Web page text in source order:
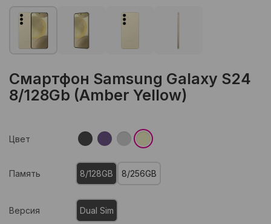
Смартфон Samsung Galaxy S24
8/128Gb (Amber Yellow)
Цвет
Память 8/128GB 8/256GB
Версия Dual Sim